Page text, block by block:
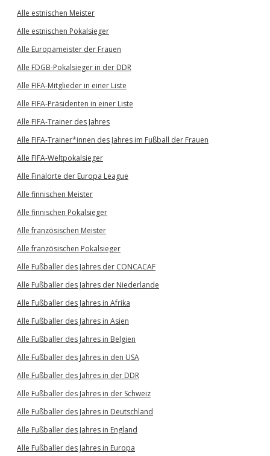
Alle estnischen Meister
Alle estnischen Pokalsieger
Alle Europameister der Frauen
Alle FDGB-Pokalsieger in der DDR
Alle FIFA-Mitglieder in einer Liste
Alle FIFA-Präsidenten in einer Liste
Alle FIFA-Trainer des Jahres
Alle FIFA-Trainer*innen des Jahres im Fußball der Frauen
Alle FIFA-Weltpokalsieger
Alle Finalorte der Europa League
Alle finnischen Meister
Alle finnischen Pokalsieger
Alle französischen Meister
Alle französischen Pokalsieger
Alle Fußballer des Jahres der CONCACAF
Alle Fußballer des Jahres der Niederlande
Alle Fußballer des Jahres in Afrika
Alle Fußballer des Jahres in Asien
Alle Fußballer des Jahres in Belgien
Alle Fußballer des Jahres in den USA
Alle Fußballer des Jahres in der DDR
Alle Fußballer des Jahres in der Schweiz
Alle Fußballer des Jahres in Deutschland
Alle Fußballer des Jahres in England
Alle Fußballer des Jahres in Europa